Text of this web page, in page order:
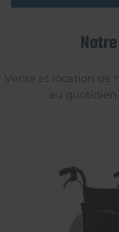
Vente et location de
au